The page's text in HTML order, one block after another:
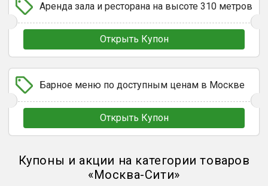
Аренда зала и ресторана на высоте 310 метров
Открыть Купон
Барное меню по доступным ценам в Москве
Открыть Купон
Купоны и акции на категории товаров
«Москва-Сити»